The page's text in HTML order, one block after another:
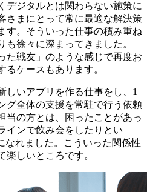
デジタルとは関わらない施策に
さまにとって常に最適な解決策
す。そういった仕事の積み重ね
徐々に深まってきました。
た戦友」のような感じで再度お
ケースもあります。
しいアプリを作る仕事をし、1
グ全体の支援を常駐で行う依頼
当の方とは、困ったことがあっ
インで飲み会をしたりとい
なれました。こういった関係性
楽しいところです。